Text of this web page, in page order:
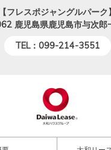
【フレスポジャングルパーク】
鹿児島県鹿児島市与次
TEL：099-214-3551